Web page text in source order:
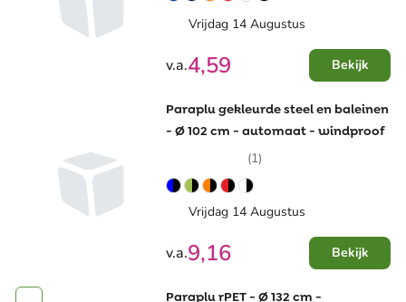
Vrijdag 14 Augustus
v.a.4,59 Bekijk
Paraplu gekleurde steel en baleinen
- Ø 102 cm - automaat - windproof
(1)
Vrijdag 14 Augustus
v.a.9,16 Bekijk
Paraplu rPET - Ø 132 cm -